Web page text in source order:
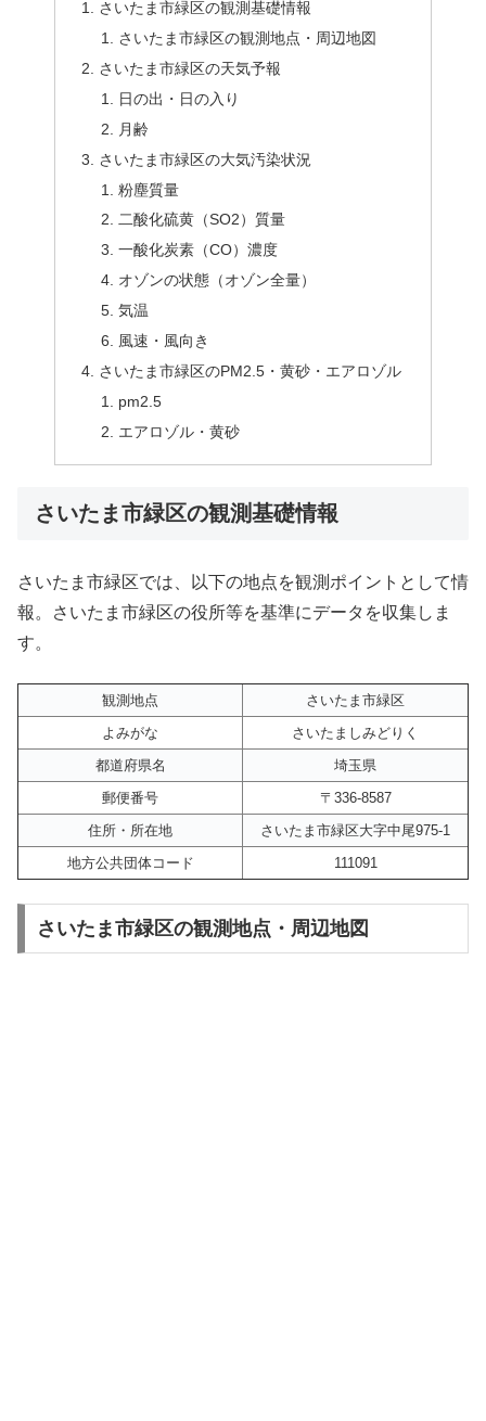
さいたま市緑区の観測基礎情報
さいたま市緑区の観測地点・周辺地図
さいたま市緑区の天気予報
日の出・日の入り
月齢
さいたま市緑区の大気汚染状況
粉塵質量
二酸化硫黄（SO2）質量
一酸化炭素（CO）濃度
オゾンの状態（オゾン全量）
気温
風速・風向き
さいたま市緑区のPM2.5・黄砂・エアロゾル
pm2.5
エアロゾル・黄砂
さいたま市緑区の観測基礎情報
さいたま市緑区では、以下の地点を観測ポイントとして情
報。さいたま市緑区の役所等を基準にデータを収集しま
す。
観測地点
さいたま市緑区
よみがな
さいたましみどりく
都道府県名
埼玉県
郵便番号
〒336-8587
住所・所在地
さいたま市緑区大字中尾975-1
地方公共団体コード
111091
さいたま市緑区の観測地点・周辺地図